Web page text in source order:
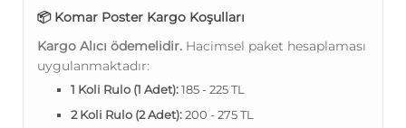
📦 Komar Poster Kargo Koşulları
Kargo Alıcı ödemelidir. Hacimsel paket hesaplaması
uygulanmaktadır:
1 Koli Rulo (1 Adet):185 - 225 TL
2 Koli Rulo (2 Adet):200 - 275 TL